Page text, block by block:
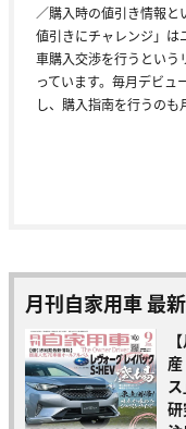
／購入時の値引き情報
値引きにチャレンジ」は
車購入交渉を行うという
っています。毎月デビ
し、購入指南を行うのも
月刊自家用車 最